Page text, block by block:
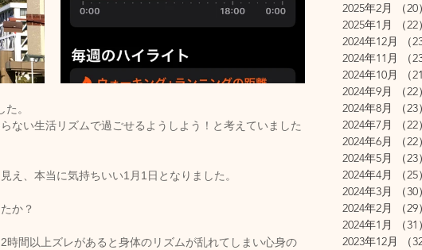
。
ない生活リズムで過ごせるようしよう！と考えていました
え、本当に気持ちいい1月1日となりました。
か？
時間以上ズレがあると身体のリズムが乱れてしまい心身の
2025年2月
（20）
2025年1月
（22）
2024年12月
（
2024年11月
（
2024年10月
（
2024年9月
（22）
2024年8月
（23）
2024年7月
（22）
2024年6月
（22）
2024年5月
（23）
2024年4月
（25）
2024年3月
（30）
2024年2月
（29）
2024年1月
（31）
2023年12月
（